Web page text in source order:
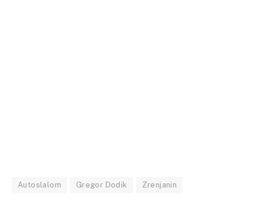
Autoslalom Gregor Dodik Zrenjanin